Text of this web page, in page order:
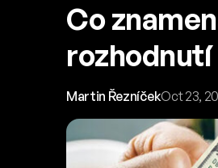
Co
rozhodnutí
Martin ŘezníčekOct 23,